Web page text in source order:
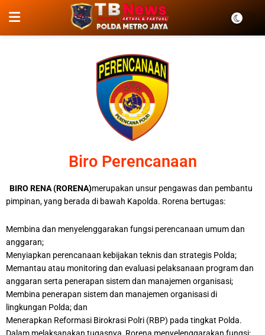
Biro Perencanaan
BIRO RENA (RORENA)merupakan unsur pengawas dan pembantu
pimpinan, yang berada di bawah Kapolda. Rorena bertugas:
Membina dan menyelenggarakan fungsi perencanaan umum dan
anggaran;
Menyiapkan perencanaan kebijakan teknis dan strategis Polda;
Memantau atau monitoring dan evaluasi pelaksanaan program dan
anggaran serta penerapan sistem dan manajemen organisasi;
Membina penerapan sistem dan manajemen organisasi di
lingkungan Polda; dan
Menerapkan Reformasi Birokrasi Polri (RBP) pada tingkat Polda.
Dalam melaksanakan tugasnya, Rorena menyelenggarakan fungsi: